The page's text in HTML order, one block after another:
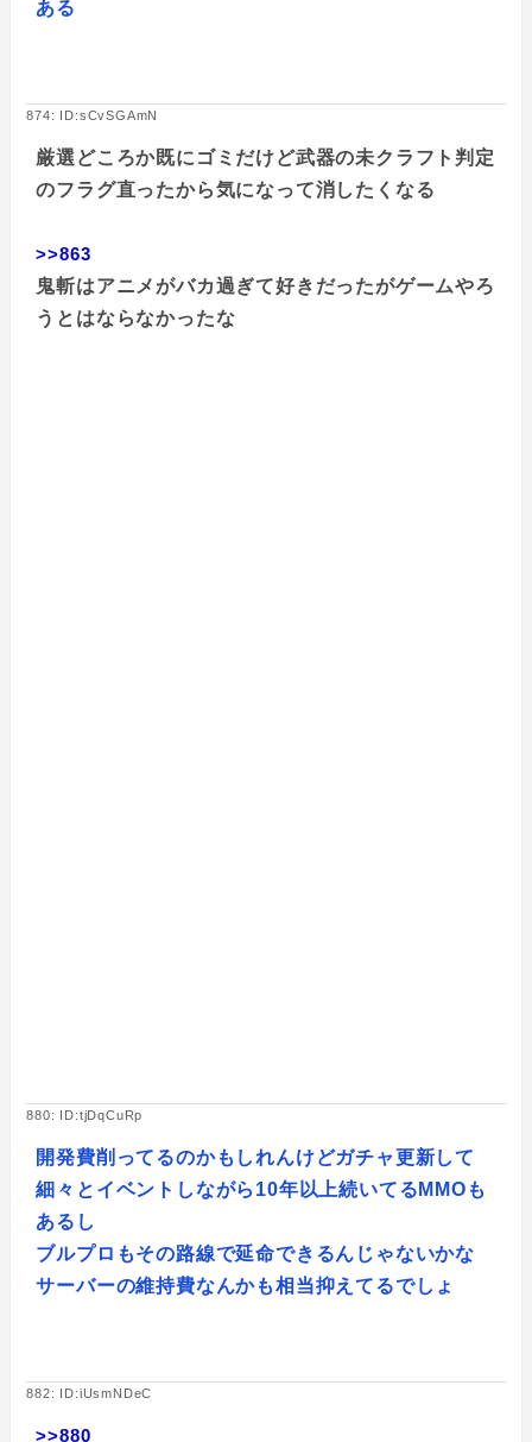
ある
874: ID:sCvSGAmN
厳選どころか既にゴミだけど武器の未クラフト判定
のフラグ直ったから気になって消したくなる
>>863
鬼斬はアニメがバカ過ぎて好きだったがゲームやろ
うとはならなかったな
880: ID:tjDqCuRp
開発費削ってるのかもしれんけどガチャ更新して
細々とイベントしながら10年以上続いてるMMOも
あるし
ブルプロもその路線で延命できるんじゃないかな
サーバーの維持費なんかも相当抑えてるでしょ
882: ID:iUsmNDeC
>>880